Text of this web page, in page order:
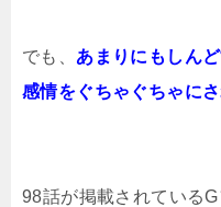
でも、 あまりにもしん
感情をぐちゃぐちゃに
98話が掲載されている